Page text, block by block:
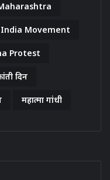
Movement
Protest
दिन
महात्मा गांधी